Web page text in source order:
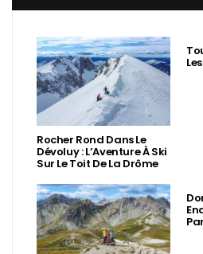
Rocher Rond Dans Le
Dévoluy : L’Aventure À Ski
Sur Le Toit De La Drôme